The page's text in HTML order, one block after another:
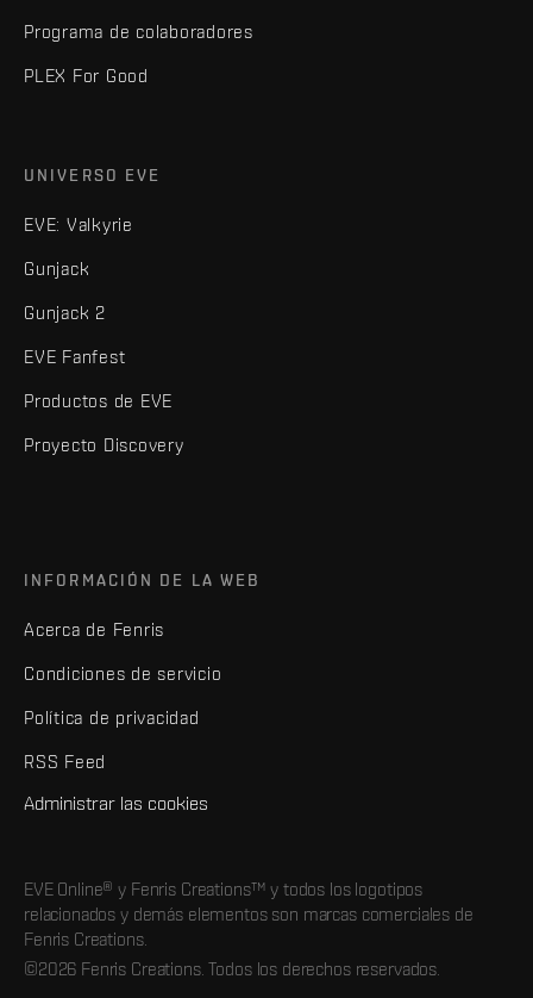
Programa de colaboradores
PLEX For Good
UNIVERSO EVE
EVE: Valkyrie
Gunjack
Gunjack 2
EVE Fanfest
Productos de EVE
Proyecto Discovery
INFORMACIÓN DE LA WEB
Acerca de Fenris
Condiciones de servicio
Política de privacidad
RSS Feed
Administrar las cookies
EVE Online® y Fenris Creations™ y todos los logotipos
relacionados y demás elementos son marcas comerciales de
Fenris Creations.
©2026 Fenris Creations. Todos los derechos reservados.